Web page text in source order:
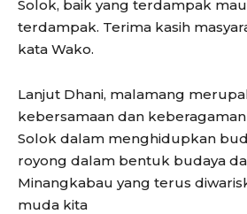
Solok, baik yang terdampak
terdampak. Terima kasih
kata Wako.
Lanjut Dhani, malamang
kebersamaan dan
Solok dalam menghidupkan
royong dalam bentuk budaya
Minangkabau yang terus
muda kita